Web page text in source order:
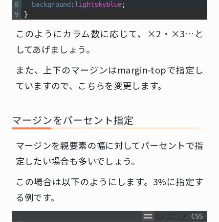
8
9
background : lightskyblue;
}
このようにカラム数に応じて、×2・×3…と
してあげましょう。
また、上下のマージンはmargin-topで指定し
ていますので、こちらを変更します。
マージンをパーセント指定
マージンを親要素の幅に対してパーセントで指
定したい場合も多いでしょう。
この場合は以下のようにします。3%に指定す
る例です。
CSS